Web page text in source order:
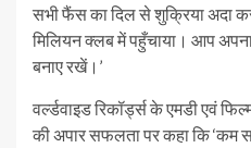
सभी फैंस का दिल से शुक्रिया अदा
मिलियन क्लब में पहुँचाया। आप अपना
बनाए रखें।’
वर्ल्डवाइड रिकॉर्ड्स के एमडी एवं
की अपार सफलता पर कहा कि ‘कम